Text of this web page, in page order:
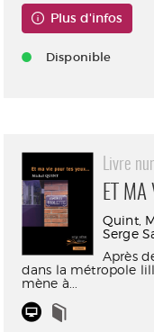
Plus d'infos
Disponible
Livre
ET MA
Quint,
Serge
Après
dans la métropole
mène à...